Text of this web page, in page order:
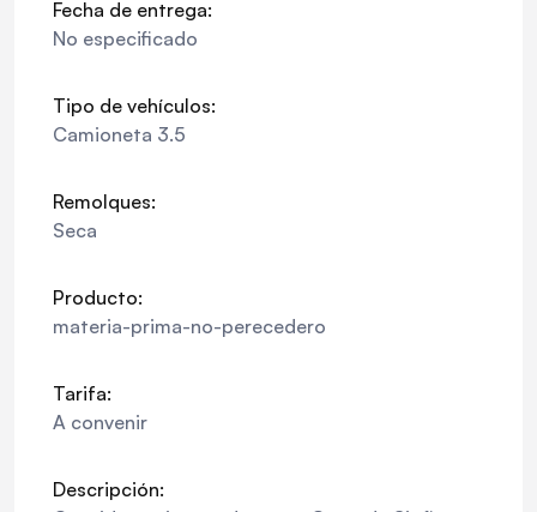
Fecha de entrega:
No especificado
Tipo de vehículos:
Camioneta 3.5
Remolques:
Seca
Producto:
materia-prima-no-perecedero
Tarifa:
A convenir
Descripción: